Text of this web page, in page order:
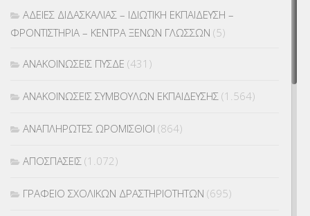
ΑΔΕΙΕΣ ΔΙΔΑΣΚΑΛΙΑΣ – ΙΔΙΩΤΙΚΗ ΕΚΠΑΙΔΕΥΣΗ –
ΦΡΟΝΤΙΣΤΗΡΙΑ – ΚΕΝΤΡΑ ΞΕΝΩΝ ΓΛΩΣΣΩΝ (5)
ΑΝΑΚΟΙΝΩΣΕΙΣ ΠΥΣΔΕ (431)
ΑΝΑΚΟΙΝΩΣΕΙΣ ΣΥΜΒΟΥΛΩΝ ΕΚΠΑΙΔΕΥΣΗΣ (1.564)
ΑΝΑΠΛΗΡΩΤΕΣ ΩΡΟΜΙΣΘΙΟΙ (864)
ΑΠΟΣΠΑΣΕΙΣ (1.072)
ΓΡΑΦΕΙΟ ΣΧΟΛΙΚΩΝ ΔΡΑΣΤΗΡΙΟΤΗΤΩΝ (695)